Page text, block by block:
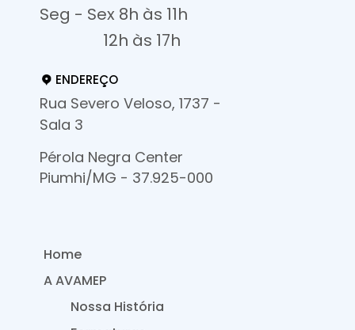
Seg - Sex 8h às 11h
12h às 17h
ENDEREÇO
Rua Severo Veloso, 1737 -
Sala 3
Pérola Negra Center
Piumhi/MG - 37.925-000
Home
A AVAMEP
Nossa História